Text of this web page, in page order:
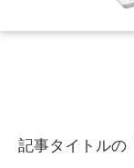
記事タイトルの